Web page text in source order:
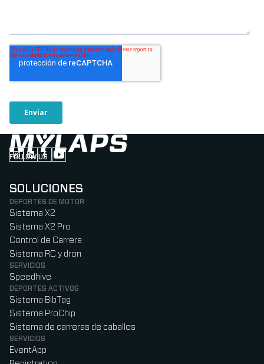
FOLLOW US
Follow us on Instagram (Opens in new tab)
Follow us on LinkedIn (Opens in new tab)
Follow us on Facebook (Opens in new tab)
Follow us on YouTube (Opens in new tab)
SOLUCIONES
DEPORTES DE MOTOR
Sistema X2
Sistema X2 Pro
Control de Carrera
Sistema RC y dron
SERVICIOS
Speedhive
DEPORTES ACTIVOS
Sistema BibTag
Sistema ProChip
Sistema de carreras de caballos
SERVICIOS
EventApp